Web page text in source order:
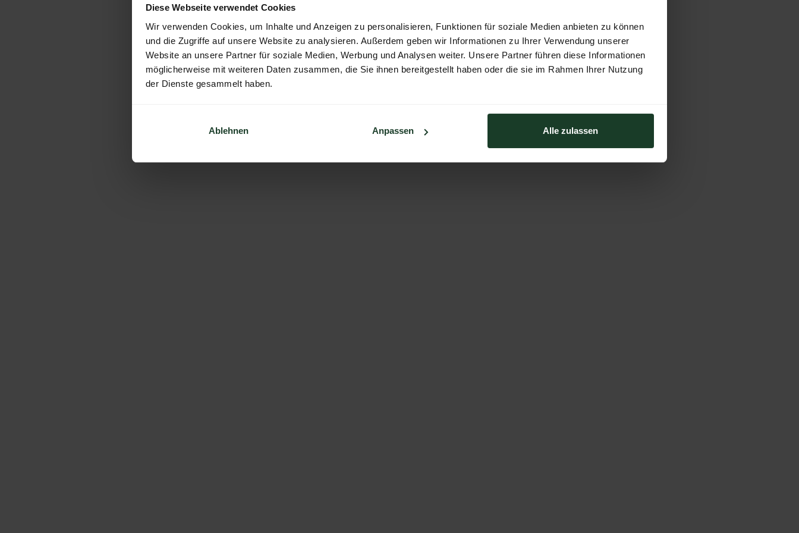
Diese Webseite verwendet Cookies
Wir verwenden Cookies, um Inhalte und Anzeigen zu personalisieren, Funktionen für soziale Medien anbieten zu können
und die Zugriffe auf unsere Website zu analysieren. Außerdem geben wir Informationen zu Ihrer Verwendung unserer
Website an unsere Partner für soziale Medien, Werbung und Analysen weiter. Unsere Partner führen diese Informationen
möglicherweise mit weiteren Daten zusammen, die Sie ihnen bereitgestellt haben oder die sie im Rahmen Ihrer Nutzung
der Dienste gesammelt haben.
Ablehnen Anpassen Alle zulassen